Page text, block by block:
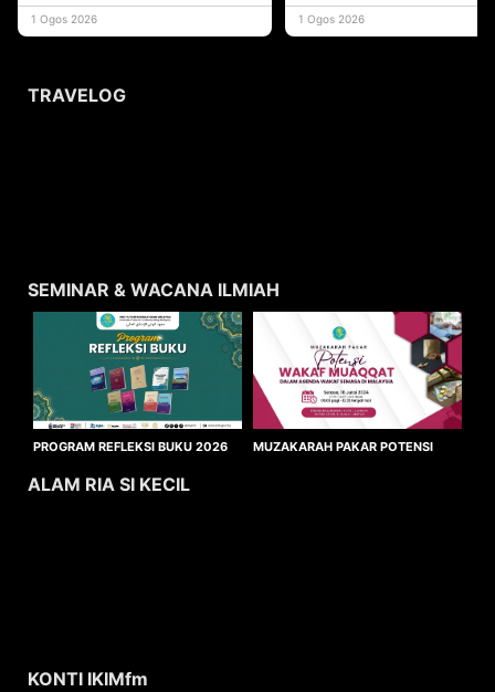
yang memberi ma
1 Ogos 2026
1 Ogos 2026
TRAVELOG
SEMINAR & WACANA ILMIAH
PROGRAM REFLEKSI BUKU 2026
MUZAKARAH PAKAR POTENSI
ALAM RIA SI KECIL
KONTI IKIMfm